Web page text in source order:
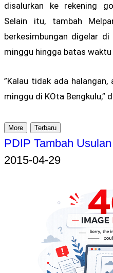
disalurkan ke rekening
Selain itu, tambah
berkesimbungan digelar
minggu hingga batas
”Kalau tidak ada
minggu di KOta Bengkulu,”
More Terbaru
PDIP Tambah
2015-04-29